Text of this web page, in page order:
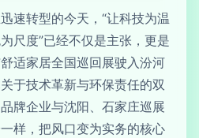
速转型的今天，“让科技为温
尺度”已经不仅是主张，更是
适家居全国巡回展驶入汾河
于技术革新与环保责任的双
牌企业与沈阳、石家庄巡展
样，把风口变为实务的核心